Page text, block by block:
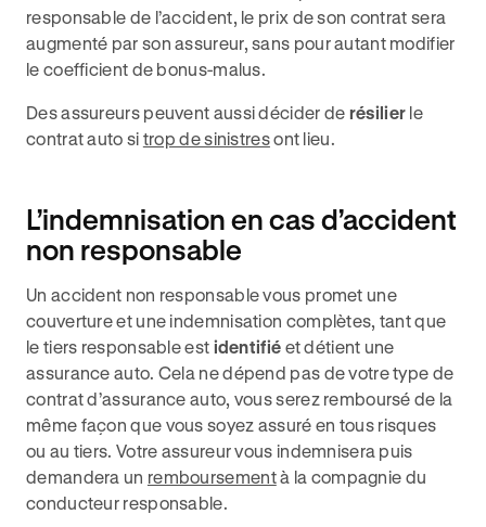
responsable de l’accident, le prix de son contrat sera
augmenté par son assureur, sans pour autant modifier
le coefficient de bonus-malus.
Des assureurs peuvent aussi décider de résilier le
contrat auto si trop de sinistresont lieu.
L’indemnisation en cas d’accident
non responsable
Un accident non responsable vous promet une
couverture et une indemnisation complètes, tant que
le tiers responsable est identifié et détient une
assurance auto. Cela ne dépend pas de votre type de
contrat d’assurance auto, vous serez remboursé de la
même façon que vous soyez assuré en tous risques
ou au tiers. Votre assureur vous indemnisera puis
demandera un remboursementà la compagnie du
conducteur responsable.